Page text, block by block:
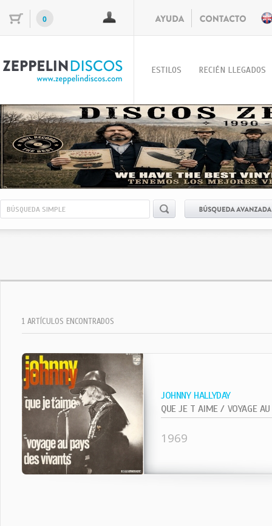
0
ESTILOS RECIÉN LLEGADOS
1 ARTÍCULOS ENCONTRADOS
JOHNNY HALLYDAY
QUE JE T AIME / VOYAGE AU
1969